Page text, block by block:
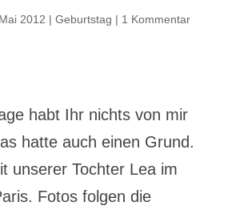
2012 | Geburtstag | 1 Kommentar
habt Ihr nichts von mir
hatte auch einen Grund.
unserer Tochter Lea im
Fotos folgen die